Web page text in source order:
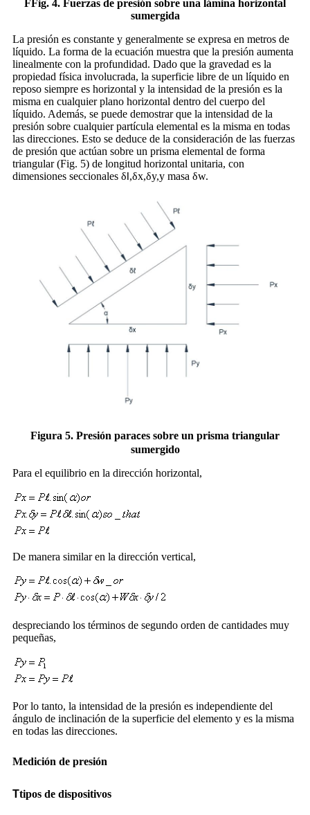
F Fig. 4. Fuerzas de presión sobre una lámina horizontal
sumergida
La presión es constante y generalmente se expresa en metros de
líquido. La forma de la ecuación muestra que la presión aumenta
linealmente con la profundidad. Dado que la gravedad es la
propiedad física involucrada, la superficie libre de un líquido en
reposo siempre es horizontal y la intensidad de la presión es la
misma en cualquier plano horizontal dentro del cuerpo del
líquido. Además, se puede demostrar que la intensidad de la
presión sobre cualquier partícula elemental es la misma en todas
las direcciones. Esto se deduce de la consideración de las fuerzas
de presión que actúan sobre un prisma elemental de forma
triangular (Fig. 5) de longitud horizontal unitaria, con
dimensiones seccionales δ ,δx,δy,y masa δw.
Figura 5. Presión paraces sobre un prisma triangular
sumergido
Para el equilibrio en la dirección horizontal,
De manera similar en la dirección vertical,
despreciando los términos de segundo orden de cantidades muy
pequeñas,
Por lo tanto, la intensidad de la presión es independiente del
ángulo de inclinación de la superficie del elemento y es la misma
en todas las direcciones.
Medición de presión
Ttipos de dispositivos